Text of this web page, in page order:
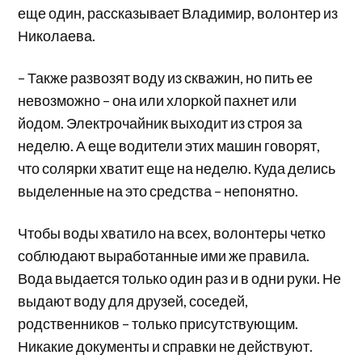
еще один, рассказывает Владимир, волонтер из
Николаева.
– Также развозят воду из скважин, но пить ее
невозможно – она или хлоркой пахнет или
йодом. Электрочайник выходит из строя за
неделю. А еще водители этих машин говорят,
что солярки хватит еще на неделю. Куда делись
выделенные на это средства – непонятно.
Чтобы воды хватило на всех, волонтеры четко
соблюдают выработанные ими же правила.
Вода выдается только один раз и в одни руки. Не
выдают воду для друзей, соседей,
родственников – только присутствующим.
Никакие документы и справки не действуют.